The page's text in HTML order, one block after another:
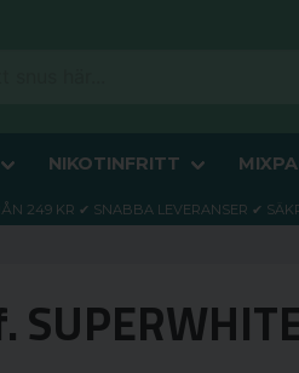
NIKOTINFRITT
249 KR ✔ SNABBA LEVERANSER ✔